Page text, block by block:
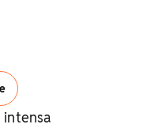
intensa